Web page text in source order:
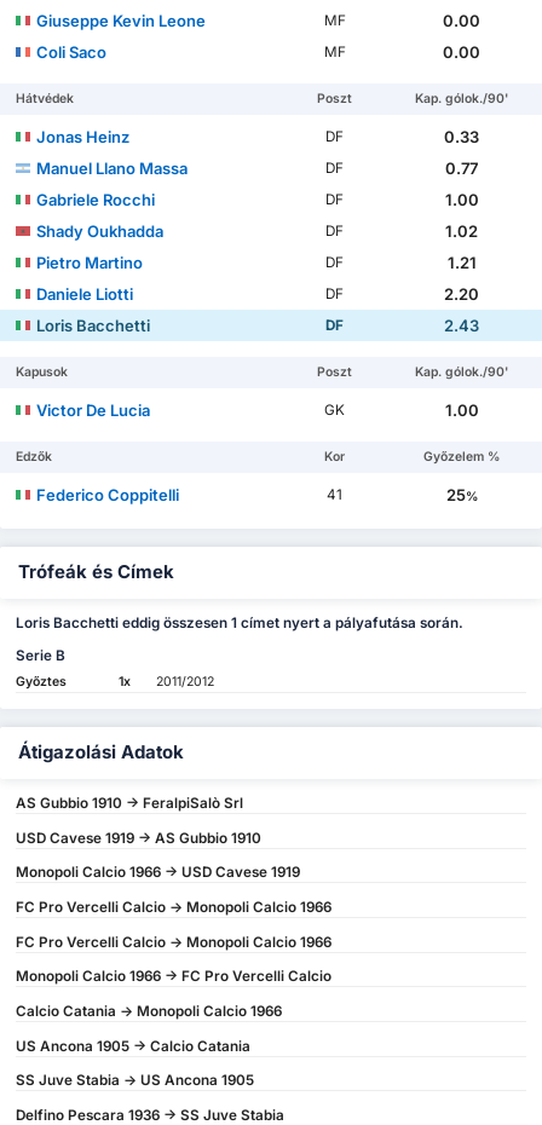
Giuseppe Kevin Leone
MF
0.00
Coli Saco
MF 0.00
Hátvédek Poszt Kap. gólok./90'
Jonas Heinz DF
0.33
Manuel Llano Massa
DF
0.77
Gabriele Rocchi
DF
1.00
Shady Oukhadda
DF
1.02
Pietro Martino
DF
1.21
Daniele Liotti
DF
2.20
Loris Bacchetti
DF 2.43
Kapusok Poszt Kap. gólok./90'
Victor De Lucia GK 1.00
Edzők Kor Győzelem %
Federico Coppitelli 41 25%
Trófeák és Címek
Loris Bacchetti eddig összesen 1 címet nyert a pályafutása során.
Serie B
Győztes 1x 2011/2012
Átigazolási Adatok
AS Gubbio 1910 -> FeralpiSalò Srl
USD Cavese 1919 -> AS Gubbio 1910
Monopoli Calcio 1966 -> USD Cavese 1919
FC Pro Vercelli Calcio -> Monopoli Calcio 1966
FC Pro Vercelli Calcio -> Monopoli Calcio 1966
Monopoli Calcio 1966 -> FC Pro Vercelli Calcio
Calcio Catania -> Monopoli Calcio 1966
US Ancona 1905 -> Calcio Catania
SS Juve Stabia -> US Ancona 1905
Delfino Pescara 1936 -> SS Juve Stabia